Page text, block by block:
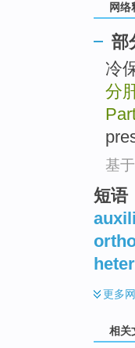
网络
部
冷
分
基
短语
更多
相关